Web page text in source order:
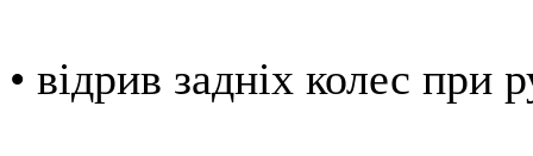
• відрив задніх колес при